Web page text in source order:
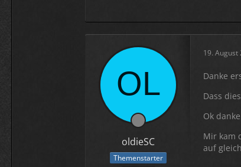
oldieSC
Themenstarter
19. August
Danke
Dass
Ok
Mir kam
auf